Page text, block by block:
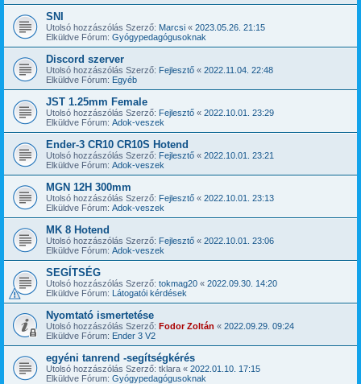
SNI
Utolsó hozzászólás Szerző: Marcsi « 2023.05.26. 21:15
Elküldve Fórum: Gyógypedagógusoknak
Discord szerver
Utolsó hozzászólás Szerző: Fejlesztő « 2022.11.04. 22:48
Elküldve Fórum: Egyéb
JST 1.25mm Female
Utolsó hozzászólás Szerző: Fejlesztő « 2022.10.01. 23:29
Elküldve Fórum: Adok-veszek
Ender-3 CR10 CR10S Hotend
Utolsó hozzászólás Szerző: Fejlesztő « 2022.10.01. 23:21
Elküldve Fórum: Adok-veszek
MGN 12H 300mm
Utolsó hozzászólás Szerző: Fejlesztő « 2022.10.01. 23:13
Elküldve Fórum: Adok-veszek
MK 8 Hotend
Utolsó hozzászólás Szerző: Fejlesztő « 2022.10.01. 23:06
Elküldve Fórum: Adok-veszek
SEGÍTSÉG
Utolsó hozzászólás Szerző: tokmag20 « 2022.09.30. 14:20
Elküldve Fórum: Látogatói kérdések
Nyomtató ismertetése
Utolsó hozzászólás Szerző: Fodor Zoltán « 2022.09.29. 09:24
Elküldve Fórum: Ender 3 V2
egyéni tanrend -segítségkérés
Utolsó hozzászólás Szerző: tklara « 2022.01.10. 17:15
Elküldve Fórum: Gyógypedagógusoknak